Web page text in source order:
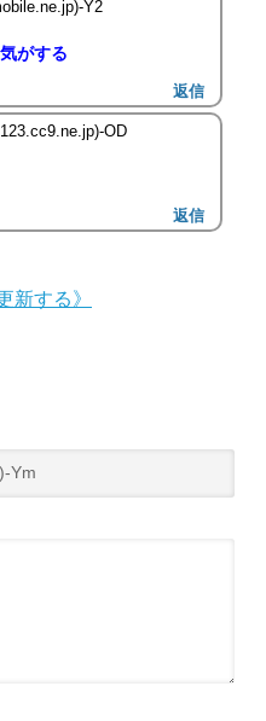
Y2
がする
返信
OD
返信
新する》